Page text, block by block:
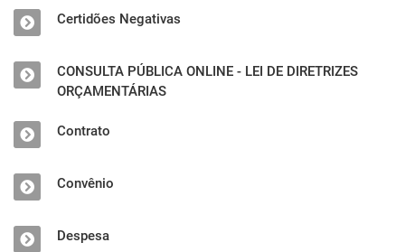
Certidões Negativas
CONSULTA PÚBLICA ONLINE - LEI DE DIRETRIZES
ORÇAMENTÁRIAS
Contrato
Convênio
Despesa